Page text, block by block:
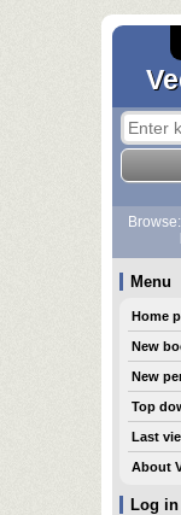
Log in
Browse:
Menu
Home
New
New
Top
Last
About